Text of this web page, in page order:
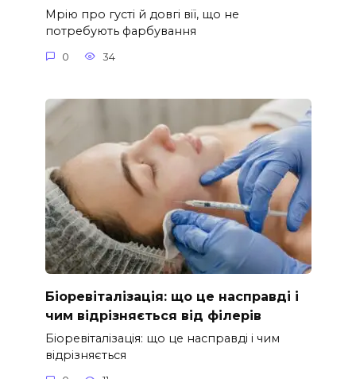
Мрію про густі й довгі вії, що не
потребують фарбування
0 34
Біоревіталізація: що це насправді і
чим відрізняється від філерів
Біоревіталізація: що це насправді і чим
відрізняється